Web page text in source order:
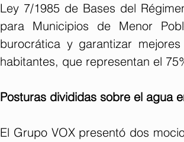
Ley 7/1985 de Bases del
para Municipios de Menor
burocrática y garantizar
habitantes, que representan el
Posturas divididas sobre el agua
El Grupo VOX presentó dos